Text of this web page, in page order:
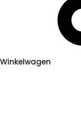
Winkelwagen